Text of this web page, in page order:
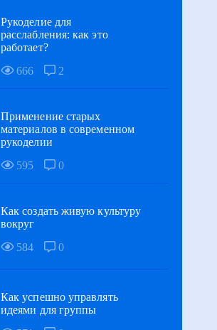
Рукоделие для
расслабления: как это
работает?
666
2
Применение старых
материалов в современном
рукоделии
595
0
Как создать живую культуру
вокруг
584
0
Как успешно управлять
идеями для группы